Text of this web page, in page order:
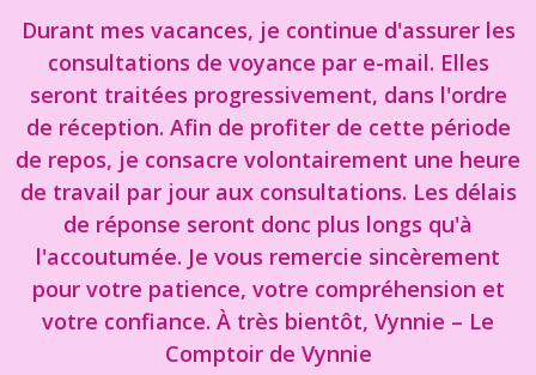
Durant mes vacances, je continue d'assurer les
consultations de voyance par e-mail. Elles
seront traitées progressivement, dans l'ordre
de réception. Afin de profiter de cette période
de repos, je consacre volontairement une heure
de travail par jour aux consultations. Les délais
de réponse seront donc plus longs qu'à
l'accoutumée. Je vous remercie sincèrement
pour votre patience, votre compréhension et
votre confiance. À très bientôt, Vynnie – Le
Comptoir de Vynnie
Fermer
FILTRES
Tous
les
produits
Afficher
résultats